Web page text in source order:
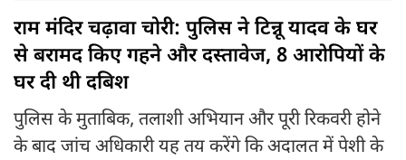
राम मंदिर चढ़ावा चोरी: पुलिस ने टिन्नू यादव के घर
से बरामद किए गहने और दस्तावेज, 8 आरोपियों के
घर दी थी दबिश
पुलिस के मुताबिक, तलाशी अभियान और पूरी रिकवरी होने
के बाद जांच अधिकारी यह तय करेंगे कि अदालत में पेशी के